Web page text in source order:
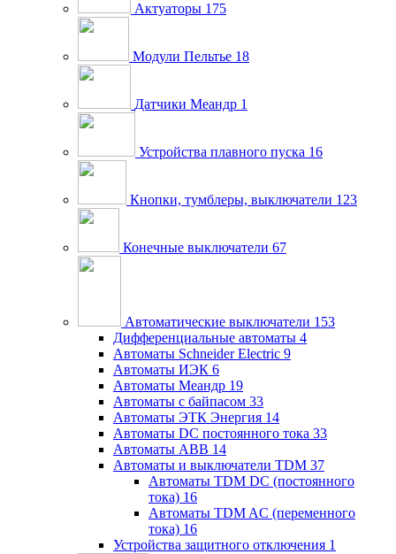
Актуаторы 175
Модули Пельтье 18
Датчики Меандр 1
Устройства плавного пуска 16
Кнопки, тумблеры, выключатели 123
Конечные выключатели 67
Автоматические выключатели 153
Дифференциальные автоматы 4
Автоматы Schneider Electric 9
Автоматы ИЭК 6
Автоматы Меандр 19
Автоматы с байпасом 33
Автоматы ЭТК Энергия 14
Автоматы DC постоянного тока 33
Автоматы ABB 14
Автоматы и выключатели TDM 37
Автоматы TDM DC (постоянного
тока) 16
Автоматы TDM AC (переменного
тока) 16
Устройства защитного отключения 1